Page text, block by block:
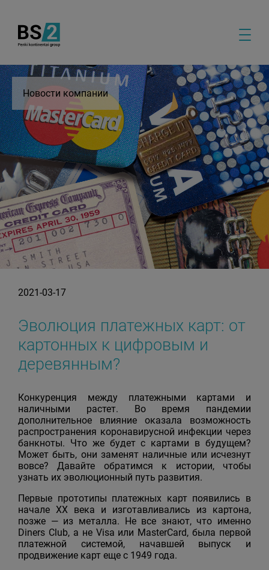
Новости компании
2021-03-17
Эволюция платежных карт: от
картонных к цифровым и
деревянным?
Конкуренция между платежными картами и
наличными растет. Во время пандемии
дополнительное влияние оказала возможность
распространения коронавирусной инфекции через
банкноты. Что же будет с картами в будущем?
Может быть, они заменят наличные или исчезнут
вовсе? Давайте обратимся к истории, чтобы
узнать их эволюционный путь развития.
Первые прототипы платежных карт появились в
начале XX века и изготавливались из картона,
позже — из металла. Не все знают, что именно
Diners Club, а не Visa или MasterCard, была первой
платежной системой, начавшей выпуск и
продвижение карт еще с 1949 года.